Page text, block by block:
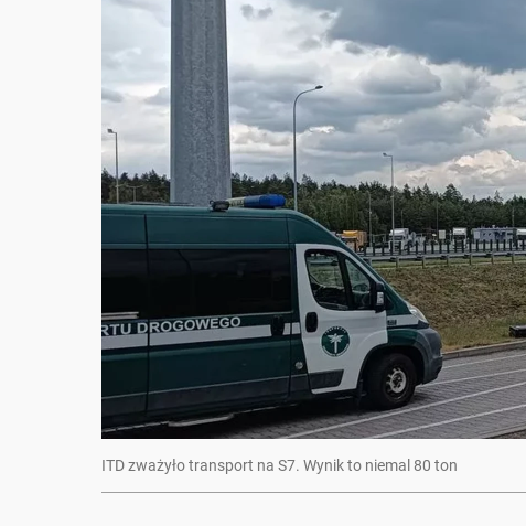
ITD zważyło transport na S7. Wynik to niemal 80 ton